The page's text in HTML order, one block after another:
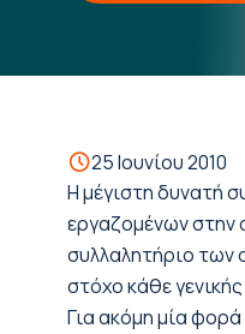
25 Ιουνίου 2010
Η μέγιστη δυνατή
εργαζομένων στην
συλλαλητήριο των
στόχο κάθε
Για ακόμη μία φορά